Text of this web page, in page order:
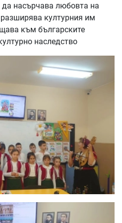
да насърчава любовта на
културния им
към българските
наследство